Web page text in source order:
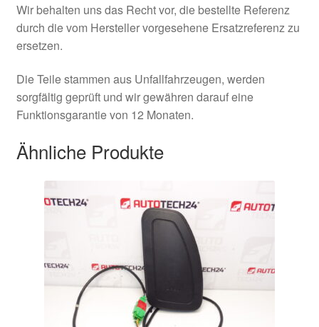
Wir behalten uns das Recht vor, die bestellte Referenz
durch die vom Hersteller vorgesehene Ersatzreferenz zu
ersetzen.
Die Teile stammen aus Unfallfahrzeugen, werden
sorgfältig geprüft und wir gewähren darauf eine
Funktionsgarantie von 12 Monaten.
Ähnliche Produkte